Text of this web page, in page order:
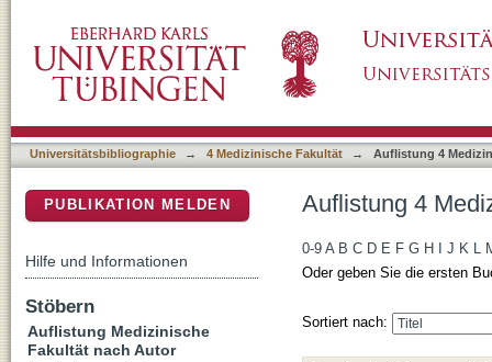
Universitätsbibliographie → 4 Medizinische Fakultät → Auflistung 4
Auflistung 4
0-9 A B C D E F G H J K L
Oder geben Sie die ersten
Sortiert nach:
PUBLIKATION MELDEN
Hilfe und Informationen
Stöbern
Auflistung Medizinische
Fakultät nach Autor